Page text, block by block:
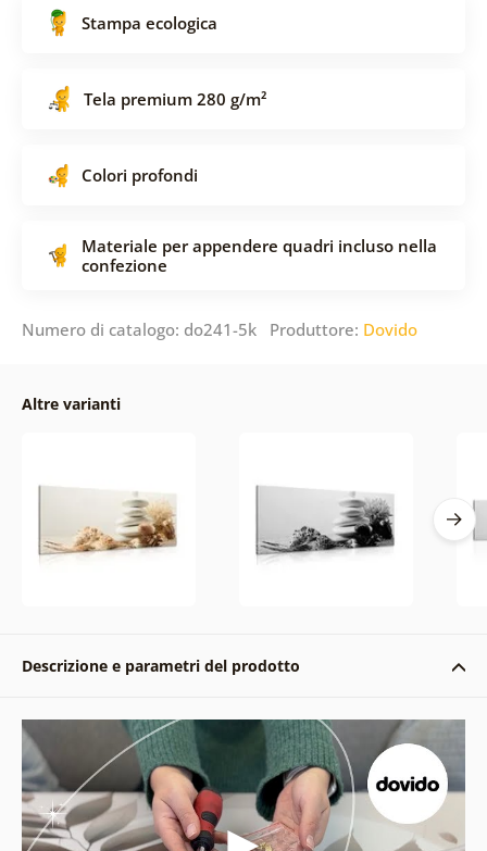
Stampa ecologica
Tela premium 280 g/m²
Colori profondi
Materiale per appendere quadri incluso nella
confezione
Numero di catalogo: do241-5k Produttore: Dovido
Altre varianti
Descrizione e parametri del prodotto